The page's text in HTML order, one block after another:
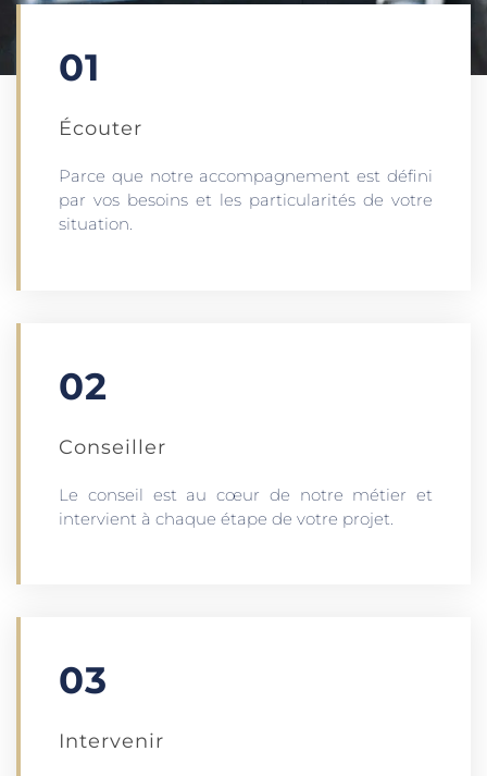
01
Écouter​
Parce que notre accompagnement est défini
par vos besoins et les particularités de votre
situation.
02
Conseiller
Le conseil est au cœur de notre métier et
intervient à chaque étape de votre projet.
03
Intervenir